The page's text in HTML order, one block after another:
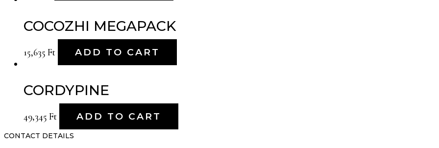
COCOZHI MEGAPACK
15,635 Ft ADD TO CART
CORDYPINE
49,345 Ft ADD TO CART
CONTACT DETAILS